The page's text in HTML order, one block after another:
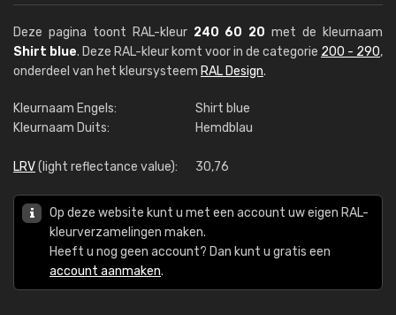
Deze pagina toont RAL-kleur 240 60 20 met de kleurnaam
Shirt blue. Deze RAL-kleur komt voor in de categorie 200 - 290,
onderdeel van het kleursysteem RAL Design.
Kleurnaam Engels:
Shirt blue
Kleurnaam Duits:
Hemdblau
LRV(light reflectance value): 30,76
Op deze website kunt u met een account uw eigen RAL-
kleurverzamelingen maken.
Heeft u nog geen account? Dan kunt u gratis een
account aanmaken.